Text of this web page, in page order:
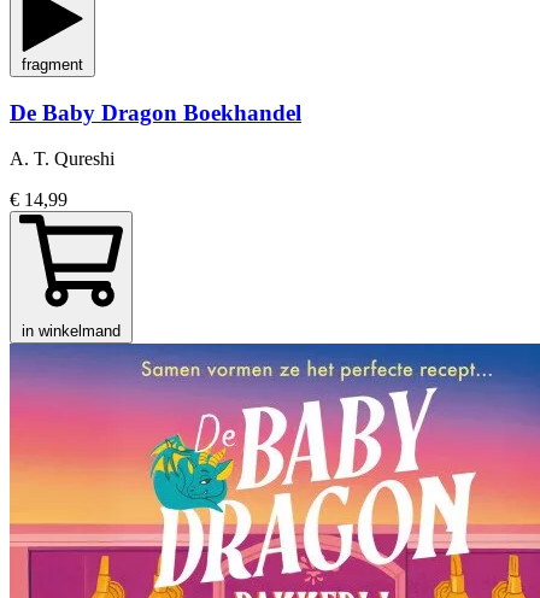
fragment
De Baby Dragon Boekhandel
A. T. Qureshi
€ 14,99
in winkelmand